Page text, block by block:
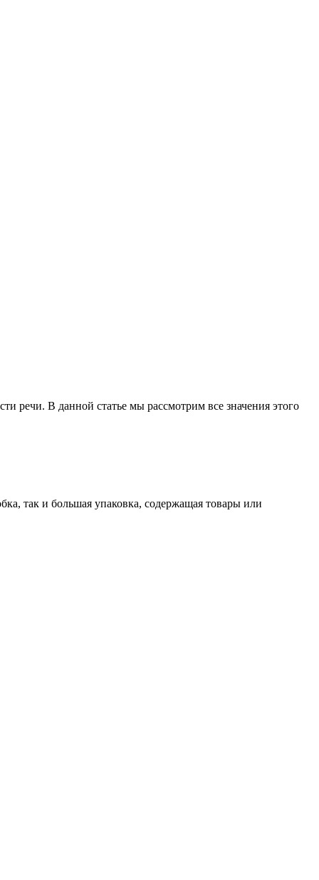
речи. В данной статье мы рассмотрим все значения этого
так и большая упаковка, содержащая товары или